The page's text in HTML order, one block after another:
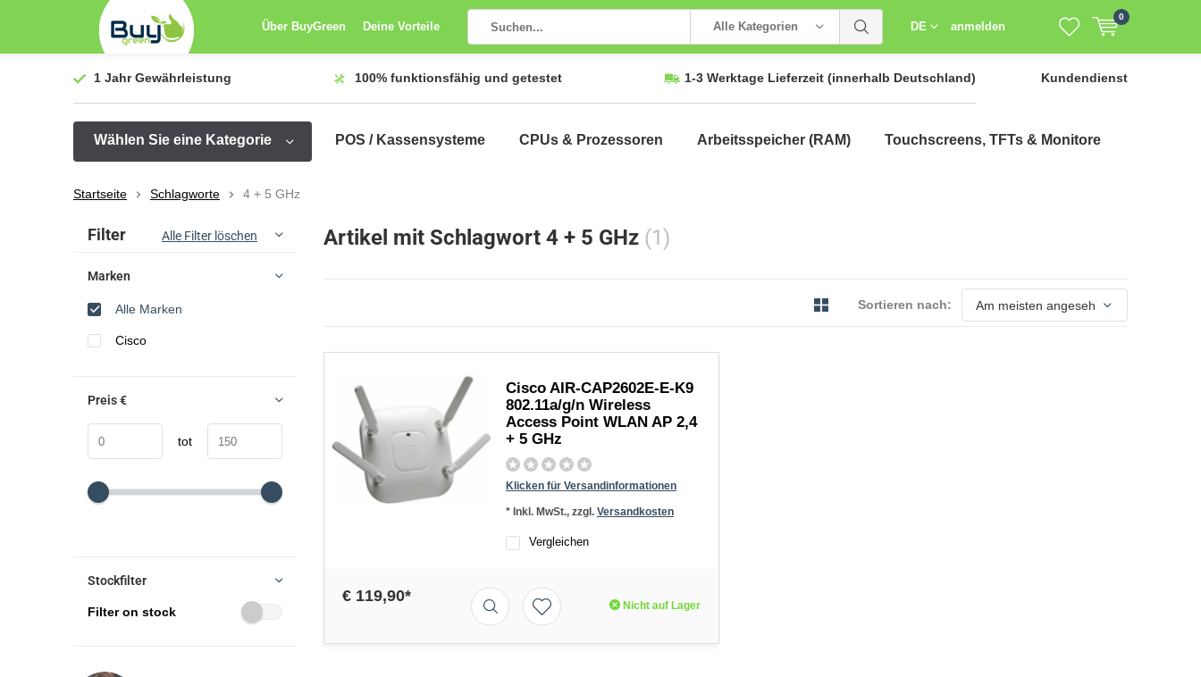
Über BuyGreen Deine Vorteile Alle Kategorien DE anmelden
0
1 JahrGewährleistung 100% funktionsfähig und getestet 1-3 Werktage Lieferzeit (innerhalb Deutschland) Kundendienst
Wählen Sie eine Kategorie POS / Kassensysteme CPUs & Prozessoren Arbeitsspeicher (RAM) Touchscreens, TFTs & Monitore
Startseite Schlagworte 4 + 5 GHz
Artikel mit Schlagwort 4 + 5 GHz (1)
Sortieren nach:
Cisco AIR-CAP2602E-E-K9
802.11a/g/n Wireless
Access Point WLAN AP 2,4
+ 5 GHz
Klicken für Versandinformationen
* Inkl. MwSt., zzgl. Versandkosten
Vergleichen
€ 119,90*
Nicht auf Lager
Sortieren nach:
Filter Alle Filter löschen
Marken
Alle Marken
Cisco
Preis€
tot
Stockfilter
Filter on stock